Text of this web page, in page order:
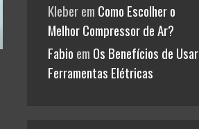
Kleberem Como Escolher o
Melhor Compressor de Ar?
Fabio em Os Benefícios de Usar
Ferramentas Elétricas